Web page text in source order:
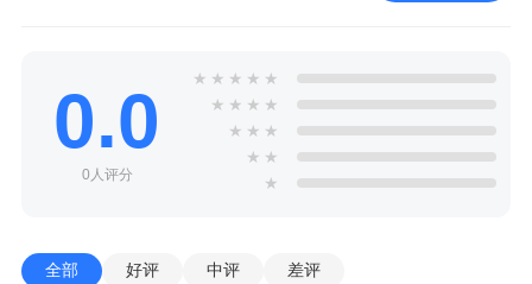
0.0
0人评分
★ ★ ★ ★ ★
★ ★ ★ ★
★ ★ ★
★ ★
★
全部 好评 中评 差评